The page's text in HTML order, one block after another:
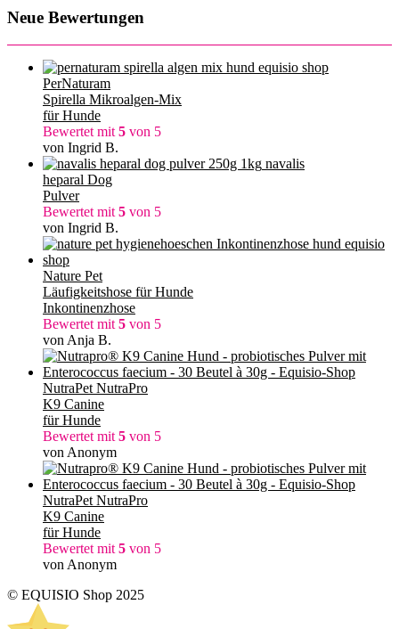
Neue Bewertungen
PerNaturam
Spirella Mikroalgen-Mix
für Hunde
Bewertet mit 5 von 5
von Ingrid B.
navalis
heparal Dog
Pulver
Bewertet mit 5 von 5
von Ingrid B.
Nature Pet
Läufigkeitshose für Hunde
Inkontinenzhose
Bewertet mit 5 von 5
von Anja B.
NutraPet NutraPro
K9 Canine
für Hunde
Bewertet mit 5 von 5
von Anonym
NutraPet NutraPro
K9 Canine
für Hunde
Bewertet mit 5 von 5
von Anonym
© EQUISIO Shop 2025